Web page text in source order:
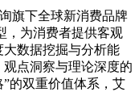
旗下全球新消费品牌
，为消费者提供客观
数据挖掘与分析能
点洞察与理论深度的
的双重价值体系，艾